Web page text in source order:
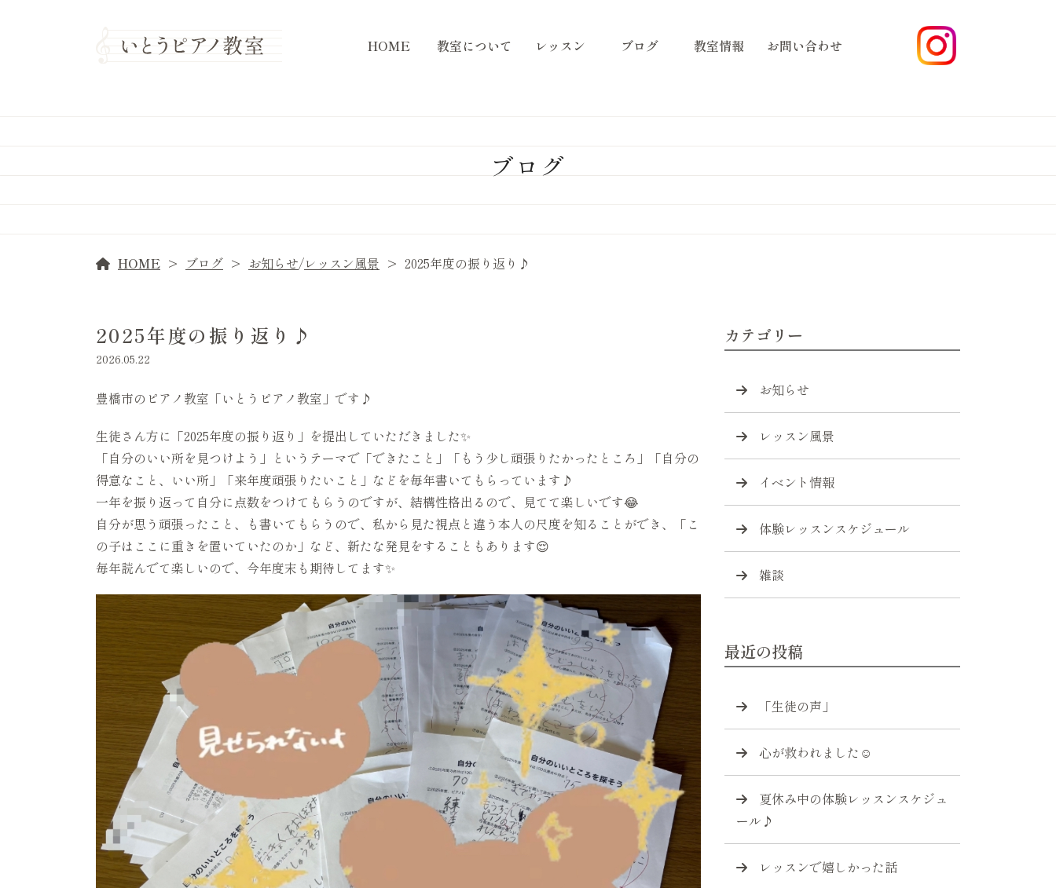
HOME 教室について レッスン ブログ 教室情報 お問い合わせ
ブログ
HOME ブログ お知らせ/レッスン風景 2025年度の振り返り♪
2025年度の振り返り♪
2026.05.22
豊橋市のピアノ教室「いとうピアノ教室」です♪
生徒さん方に「2025年度の振り返り」を提出していただきました✨
「自分のいい所を見つけよう」というテーマで「できたこと」「もう少し頑張りたかったところ」「自分の
得意なこと、いい所」「来年度頑張りたいこと」などを毎年書いてもらっています♪
一年を振り返って自分に点数をつけてもらうのですが、結構性格出るので、見てて楽しいです😂
自分が思う頑張ったこと、も書いてもらうので、私から見た視点と違う本人の尺度を知ることができ、「こ
の子はここに重きを置いていたのか」など、新たな発見をすることもあります😌
毎年読んでて楽しいので、今年度末も期待してます✨
カテゴリー
お知らせ
レッスン風景
イベント情報
体験レッスンスケジュール
雑談
最近の投稿
「生徒の声」
心が救われました☺️
夏休み中の体験レッスンスケジュ
ール♪
レッスンで嬉しかった話